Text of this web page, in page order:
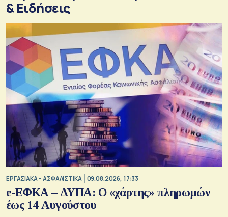
& Eιδήσεις
ΕΡΓΑΣΙΑΚΑ – ΑΣΦΑΛΙΣΤΙΚΑ 09.08.2026, 17:33
e-ΕΦΚΑ – ΔΥΠΑ: Ο «χάρτης» πληρωμών
έως 14 Αυγούστου